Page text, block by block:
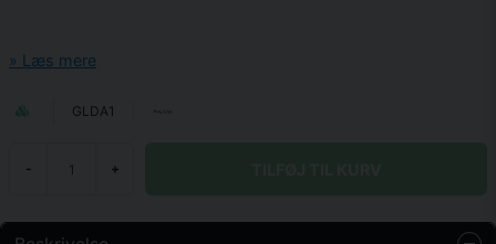
Læs mere
GLDA1
- +